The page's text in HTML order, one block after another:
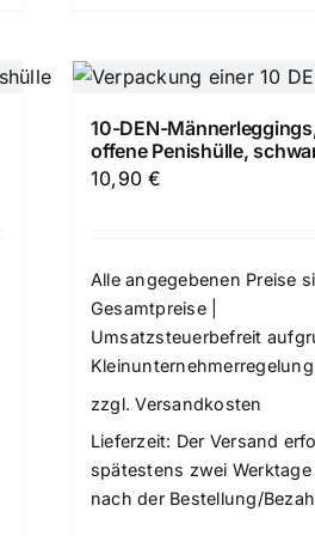
10-DEN-
offene Penishülle,
10,90€
Alle angegebenen Preise
Gesamtpreise |
Umsatzsteuerbefreit
zzgl.Versandkosten
Lieferzeit: Der Versand
spätestens zwei Werktage
nach der Bestellung/